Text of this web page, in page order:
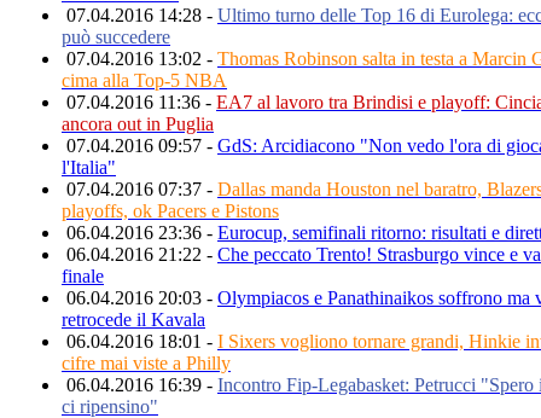
07.04.2016 14:28 - Ultimo turno delle Top 16 di Eurolega:
può succedere
07.04.2016 13:02 - Thomas Robinson salta in testa a Marcin
cima alla Top-5 NBA
07.04.2016 11:36 - EA7 al lavoro tra Brindisi e playoff:
ancora out in Puglia
07.04.2016 09:57 - GdS: Arcidiacono "Non vedo l'ora di
l'Italia"
07.04.2016 07:37 - Dallas manda Houston nel baratro,
playoffs, ok Pacers e Pistons
06.04.2016 23:36 - Eurocup, semifinali ritorno: risultati e
06.04.2016 21:22 - Che peccato Trento! Strasburgo vince e
finale
06.04.2016 20:03 - Olympiacos e Panathinaikos soffrono ma
retrocede il Kavala
06.04.2016 18:01 - I Sixers vogliono tornare grandi, Hinkie
cifre mai viste a Philly
06.04.2016 16:39 - Incontro Fip-Legabasket: Petrucci "Spero
ci ripensino"